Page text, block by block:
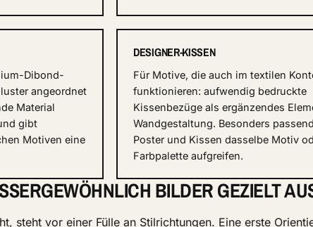
Dibond-
angeordnet
Material
gibt
Motiven eine
DESIGNER-KISSEN
Für Motive, die auch im textilen
funktionieren: aufwendig bedruckte
Kissenbezüge als ergänzendes
Wandgestaltung. Besonders
Poster und Kissen dasselbe Motiv
Farbpalette aufgreifen.
BILDER GEZIELT
steht vor einer Fülle an Stilrichtungen. Eine erste